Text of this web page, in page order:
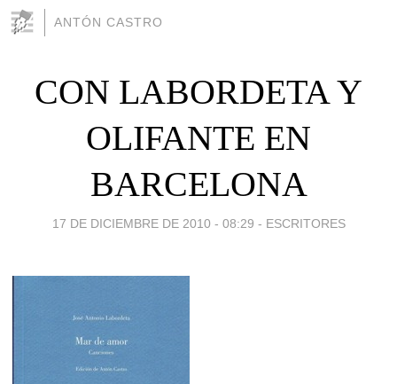
ANTÓN CASTRO
CON LABORDETA Y
OLIFANTE EN
BARCELONA
17 DE DICIEMBRE DE 2010 - 08:29 - ESCRITORES